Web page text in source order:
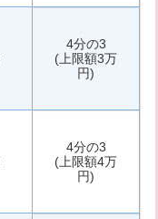
4分の3
(上限額3万
円)
4分の3
(上限額4万
円)